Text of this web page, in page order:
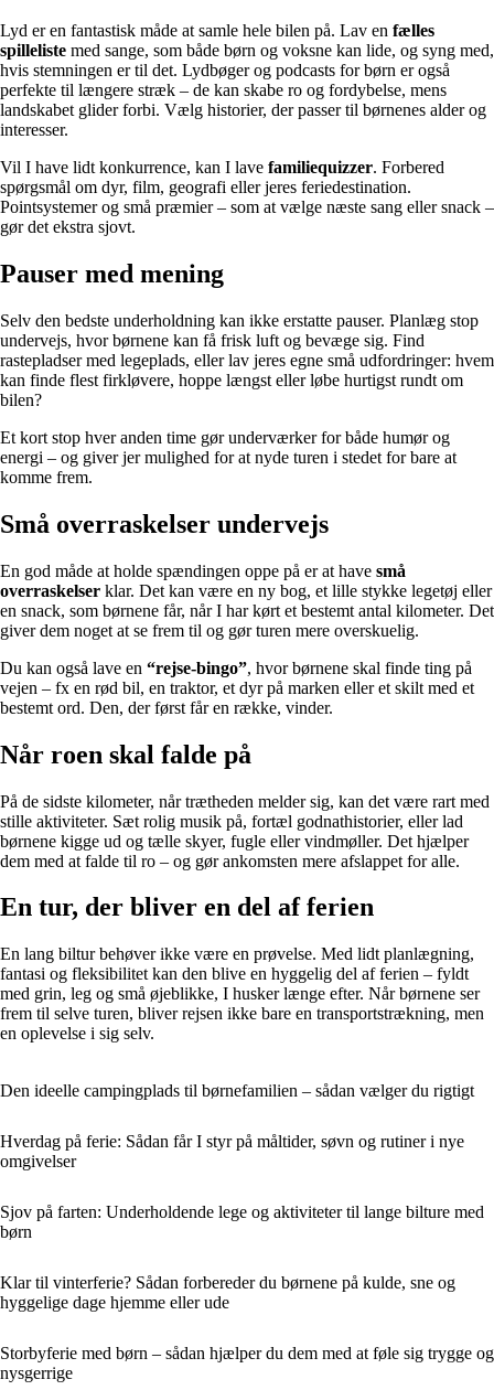
Lyd er en fantastisk måde at samle hele bilen på. Lav en fælles
spilleliste med sange, som både børn og voksne kan lide, og syng med,
hvis stemningen er til det. Lydbøger og podcasts for børn er også
perfekte til længere stræk – de kan skabe ro og fordybelse, mens
landskabet glider forbi. Vælg historier, der passer til børnenes alder og
interesser.
Vil I have lidt konkurrence, kan I lave familiequizzer. Forbered
spørgsmål om dyr, film, geografi eller jeres feriedestination.
Pointsystemer og små præmier – som at vælge næste sang eller snack –
gør det ekstra sjovt.
Pauser med mening
Selv den bedste underholdning kan ikke erstatte pauser. Planlæg stop
undervejs, hvor børnene kan få frisk luft og bevæge sig. Find
rastepladser med legeplads, eller lav jeres egne små udfordringer: hvem
kan finde flest firkløvere, hoppe længst eller løbe hurtigst rundt om
bilen?
Et kort stop hver anden time gør underværker for både humør og
energi – og giver jer mulighed for at nyde turen i stedet for bare at
komme frem.
Små overraskelser undervejs
En god måde at holde spændingen oppe på er at have små
overraskelser klar. Det kan være en ny bog, et lille stykke legetøj eller
en snack, som børnene får, når I har kørt et bestemt antal kilometer. Det
giver dem noget at se frem til og gør turen mere overskuelig.
Du kan også lave en “rejse-bingo”, hvor børnene skal finde ting på
vejen – fx en rød bil, en traktor, et dyr på marken eller et skilt med et
bestemt ord. Den, der først får en række, vinder.
Når roen skal falde på
På de sidste kilometer, når trætheden melder sig, kan det være rart med
stille aktiviteter. Sæt rolig musik på, fortæl godnathistorier, eller lad
børnene kigge ud og tælle skyer, fugle eller vindmøller. Det hjælper
dem med at falde til ro – og gør ankomsten mere afslappet for alle.
En tur, der bliver en del af ferien
En lang biltur behøver ikke være en prøvelse. Med lidt planlægning,
fantasi og fleksibilitet kan den blive en hyggelig del af ferien – fyldt
med grin, leg og små øjeblikke, I husker længe efter. Når børnene ser
frem til selve turen, bliver rejsen ikke bare en transportstrækning, men
en oplevelse i sig selv.
Den ideelle campingplads til børnefamilien – sådan vælger du rigtigt
Hverdag på ferie: Sådan får I styr på måltider, søvn og rutiner i nye
omgivelser
Sjov på farten: Underholdende lege og aktiviteter til lange bilture med
børn
Klar til vinterferie? Sådan forbereder du børnene på kulde, sne og
hyggelige dage hjemme eller ude
Storbyferie med børn – sådan hjælper du dem med at føle sig trygge og
nysgerrige